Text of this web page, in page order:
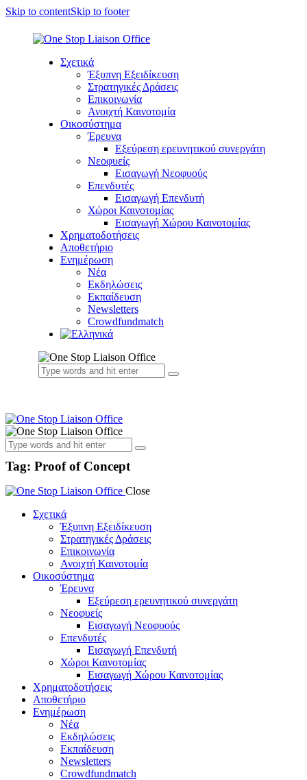
Skip to contentSkip to footer
Σχετικά
Έξυπνη Εξειδίκευση
Στρατηγικές Δράσεις
Επικοινωνία
Ανοιχτή Καινοτομία
Οικοσύστημα
Έρευνα
Εξεύρεση ερευνητικού συνεργάτη
Νεοφυείς
Εισαγωγή Νεοφυούς
Επενδυτές
Εισαγωγή Επενδυτή
Χώροι Καινοτομίας
Εισαγωγή Χώρου Καινοτομίας
Χρηματοδοτήσεις
Αποθετήριο
Ενημέρωση
Νέα
Εκδηλώσεις
Εκπαίδευση
Newsletters
Crowdfundmatch
Tag: Proof of Concept
Close
Σχετικά
Έξυπνη Εξειδίκευση
Στρατηγικές Δράσεις
Επικοινωνία
Ανοιχτή Καινοτομία
Οικοσύστημα
Έρευνα
Εξεύρεση ερευνητικού συνεργάτη
Νεοφυείς
Εισαγωγή Νεοφυούς
Επενδυτές
Εισαγωγή Επενδυτή
Χώροι Καινοτομίας
Εισαγωγή Χώρου Καινοτομίας
Χρηματοδοτήσεις
Αποθετήριο
Ενημέρωση
Νέα
Εκδηλώσεις
Εκπαίδευση
Newsletters
Crowdfundmatch